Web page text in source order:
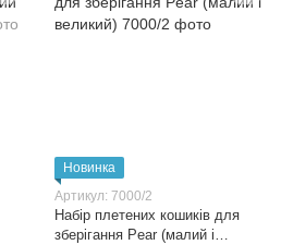
Новинка
Артикул: 7000/2
Набір плетених кошиків для
зберігання Pear (малий і